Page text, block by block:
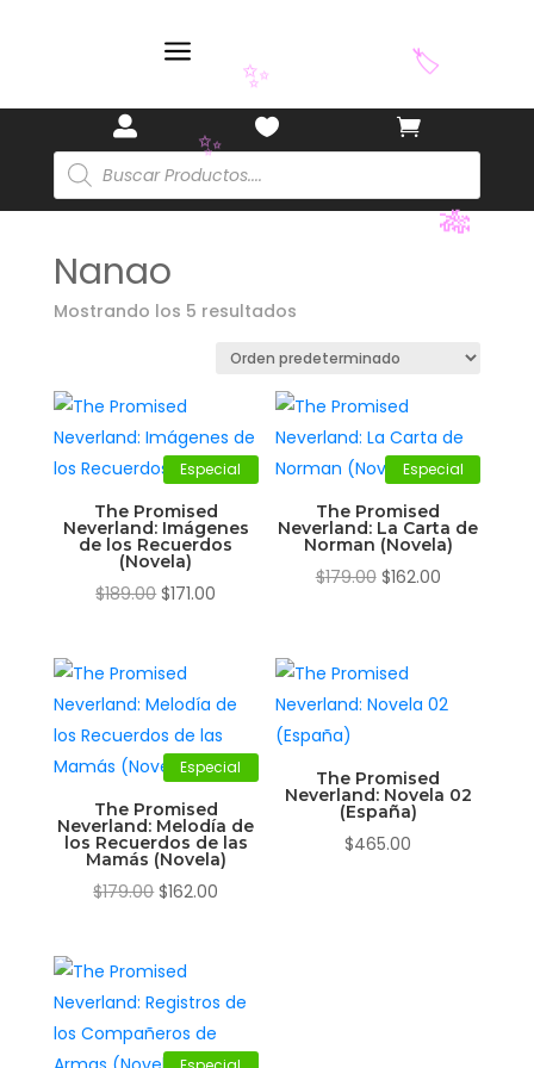
a
 

Búsqueda
de
productos
Nanao
Mostrando los 5 resultados
Especial
The Promised
Neverland: Imágenes
de los Recuerdos
(Novela)
$189.00El
era:
$189.00.
$171.00
$171.00.
Especial
The Promised
Neverland: La Carta de
Norman (Novela)
$179.00 El
era:
$179.00.
$162.00El
$162.00.
Especial
The Promised
Neverland: Melodía de
los Recuerdos de las
Mamás (Novela)
$179.00El
era:
$179.00.
$162.00
$162.00.
The Promised
Neverland: Novela 02
(España)
$465.00
✨
✨ 🏷️